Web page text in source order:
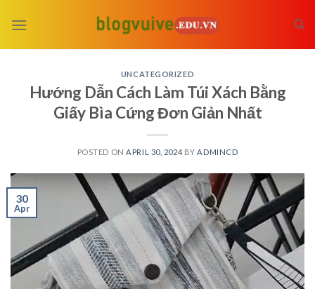
UNCATEGORIZED
Hướng Dẫn Cách Làm Túi Xách Bằng
Giấy Bìa Cứng Đơn Giản Nhất
POSTED ON APRIL 30, 2024 BY ADMINCD
30
Apr